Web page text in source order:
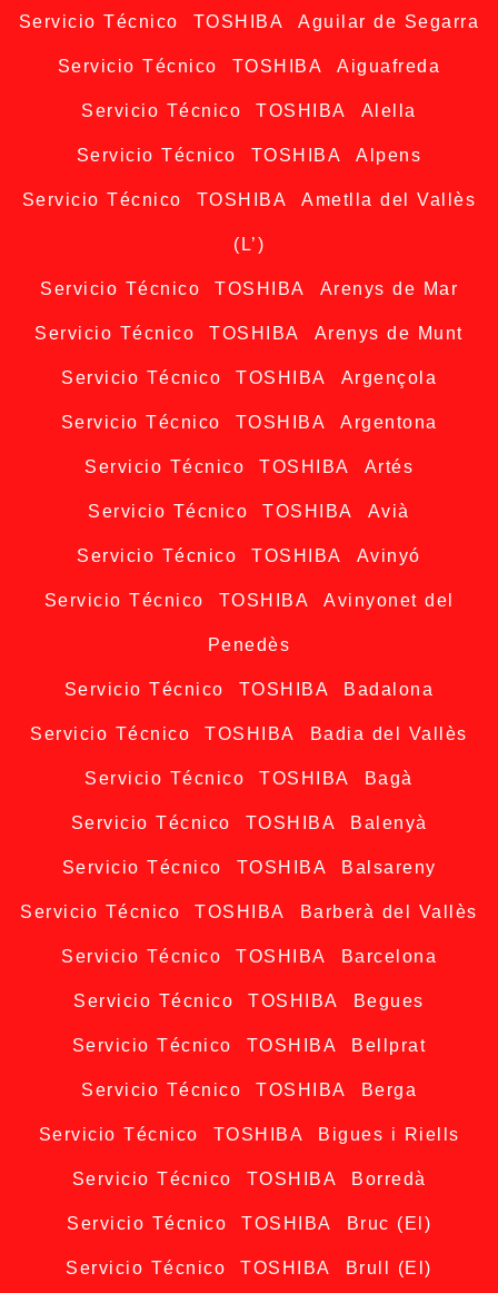
Servicio Técnico TOSHIBA Aguilar de Segarra
Servicio Técnico TOSHIBA Aiguafreda
Servicio Técnico TOSHIBA Alella
Servicio Técnico TOSHIBA Alpens
Servicio Técnico TOSHIBA Ametlla del Vallès
(L’)
Servicio Técnico TOSHIBA Arenys de Mar
Servicio Técnico TOSHIBA Arenys de Munt
Servicio Técnico TOSHIBA Argençola
Servicio Técnico TOSHIBA Argentona
Servicio Técnico TOSHIBA Artés
Servicio Técnico TOSHIBA Avià
Servicio Técnico TOSHIBA Avinyó
Servicio Técnico TOSHIBA Avinyonet del
Penedès
Servicio Técnico TOSHIBA Badalona
Servicio Técnico TOSHIBA Badia del Vallès
Servicio Técnico TOSHIBA Bagà
Servicio Técnico TOSHIBA Balenyà
Servicio Técnico TOSHIBA Balsareny
Servicio Técnico TOSHIBA Barberà del Vallès
Servicio Técnico TOSHIBA Barcelona
Servicio Técnico TOSHIBA Begues
Servicio Técnico TOSHIBA Bellprat
Servicio Técnico TOSHIBA Berga
Servicio Técnico TOSHIBA Bigues i Riells
Servicio Técnico TOSHIBA Borredà
Servicio Técnico TOSHIBA Bruc (El)
Servicio Técnico TOSHIBA Brull (El)